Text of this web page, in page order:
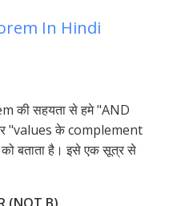
In Hindi
की सहयता से हमे "AND
"values के complement
बताता है। इसे एक सूत्र से